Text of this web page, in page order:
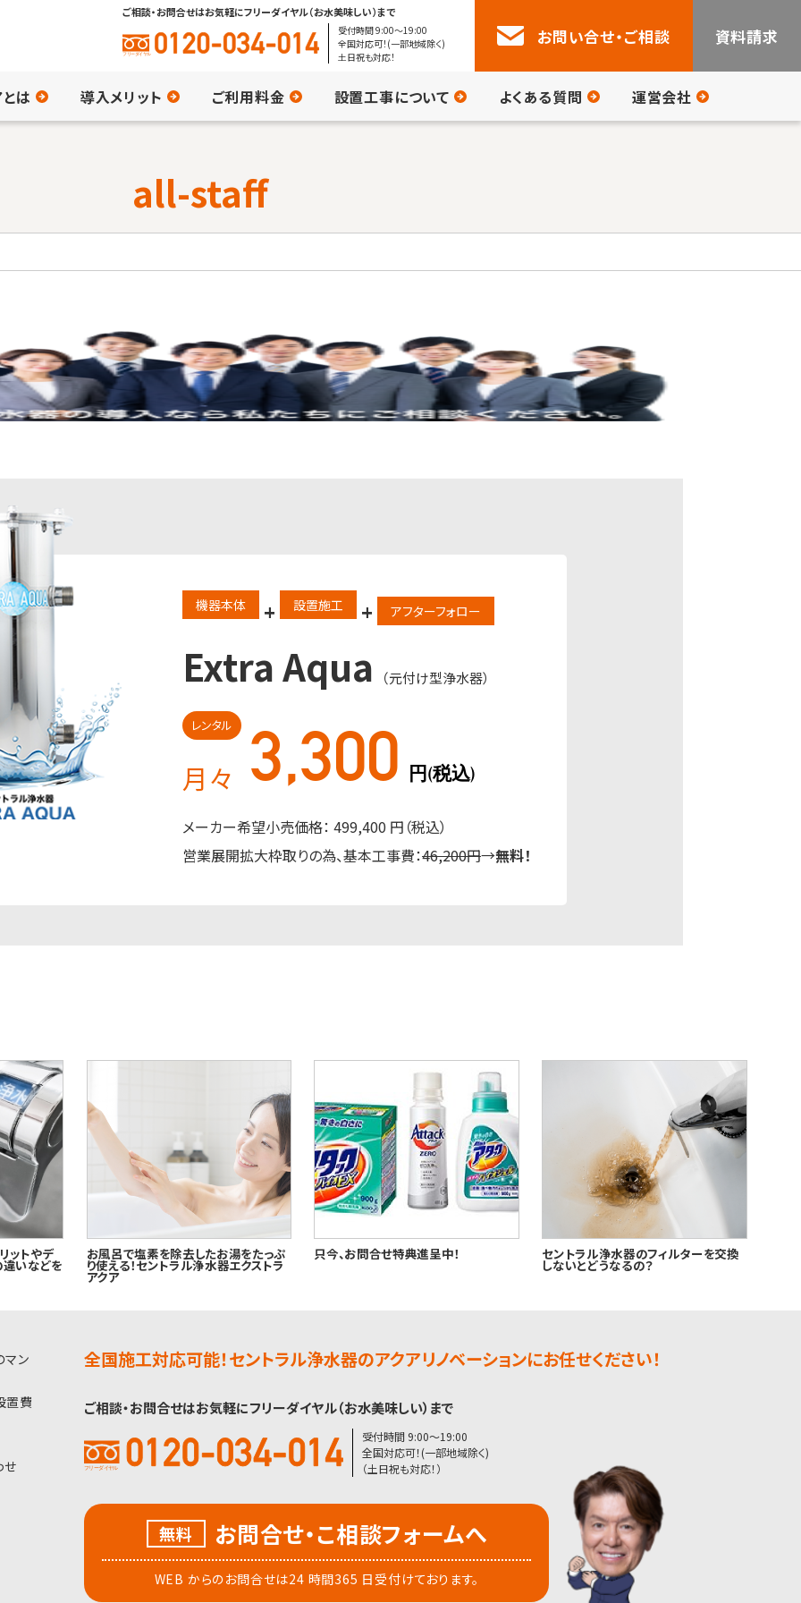
ご相談・お問合せはお気軽にフリーダイヤル（お水美味しい）まで
受付時間 9:00〜19:00
全国対応可！(一部地域除く)
土日祝も対応！
お問い合せ・ご相談 資料請求
は 導入メリット ご利用料金 設置工事について よくある質問 運営会社
all-staff
機器本体 + 設置施工 + アフターフォロー
Extra Aqua （元付け型浄水器）
レンタル
月々 3,300 円(税込)
メーカー希望小売価格： 499,400 円（税込）
営業展開拡大枠取りの為、基本工事費：46,200円→無料！
ットやデ
違いなどを
お風呂で塩素を除去したお湯をたっぷ
り使える！セントラル浄水器エクストラ
アクア
只今、お問合せ特典進呈中！ セントラル浄水器のフィルターを交換
しないとどうなるの？
マン
置費
せ
全国施工対応可能！セントラル浄水器のアクアリノベーションにお任せください！
ご相談・お問合せはお気軽にフリーダイヤル（お水美味しい）まで
受付時間 9:00〜19:00
全国対応可！(一部地域除く)
（土日祝も対応！）
無料 お問合せ・こ相談フォームへ
WEB からのお問合せは24 時間365 日受付けております。